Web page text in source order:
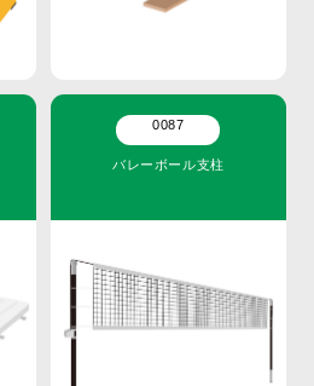
0087
バレーボール支柱